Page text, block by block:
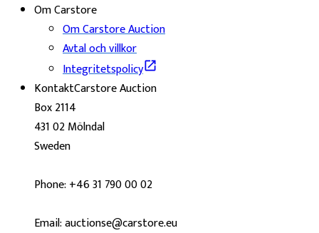
Om Carstore
Om Carstore Auction
Avtal och villkor
Integritetspolicy
KontaktCarstore Auction
Box 2114
431 02 Mölndal
Sweden
Phone: +46 31 790 00 02
Email: auctionse@carstore.eu